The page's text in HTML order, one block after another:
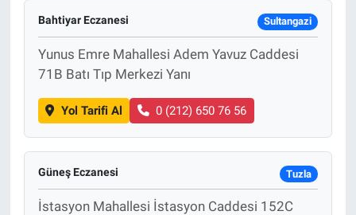
Bahtiyar Eczanesi Sultangazi
Yunus Emre Mahallesi Adem Yavuz Caddesi
71B Batı Tıp Merkezi Yanı
Yol Tarifi Al 0 (212) 650 76 56
Güneş Eczanesi Tuzla
İstasyon Mahallesi İstasyon Caddesi 152C